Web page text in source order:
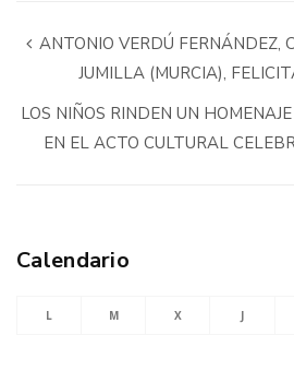
ANTONIO VERDÚ FERNÁNDEZ,
JUMILLA (MURCIA),
LOS NIÑOS RINDEN UN
EN EL ACTO CULTURAL
Calendario
L M X J